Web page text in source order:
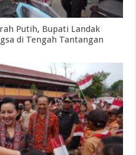
Putih, Bupati Landak
di Tengah Tantangan